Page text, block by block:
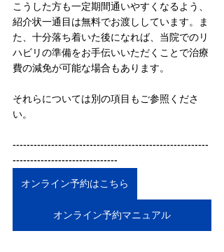
こうした方も一定期間通いやすくなるよう、
紹介状一通目は無料でお渡ししています。ま
た、十分落ち着いた後になれば、当院でのリ
ハビリの準備をお手伝いいただくことで治療
費の減免が可能な場合もあります。
それらについては別の項目もご参照くださ
い。
--------------------------------------------------------
------------------------------
オンライン予約はこちら
オンライン予約マニュアル